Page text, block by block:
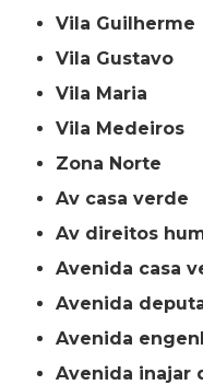
Vila Guilherme
Vila Gustavo
Vila Maria
Vila Medeiros
Zona Norte
av casa verde
av direitos
avenida casa
avenida
avenida
avenida inajar